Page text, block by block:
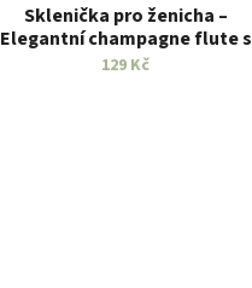
Sklenička pro ženicha –
Elegantní champagne flute s
personalizací
129 Kč